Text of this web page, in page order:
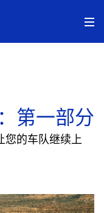
第一部分
您的车队继续上